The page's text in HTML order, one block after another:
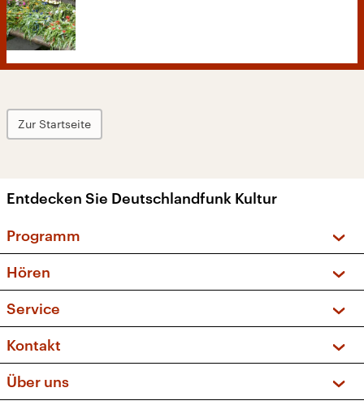
Zur Startseite
Entdecken Sie Deutschlandfunk Kultur
Programm
Sendungen und Podcasts
Musikliste
Kakadu – Das Kinderprogramm
Hören
Frequenzen (UKW + DAB+)
Service
FAQ
Apps
Newsletter
Kontakt
Social Media
Über uns